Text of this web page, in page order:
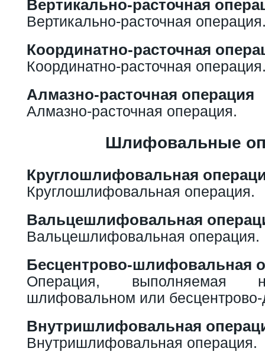
Вертикально-расточная
Вертикально-расточная
Координатно-расточная
Координатно-расточная
Алмазно-расточная операция
Алмазно-расточная операция.
Шлифовальные
Круглошлифовальная
Круглошлифовальная операция.
Вальцешлифовальная
Вальцешлифовальная операция.
Бесцентрово-шлифовальная
Операция, выполняемая
шлифовальном или бесцентрово-
Внутришлифовальная
Внутришлифовальная операция.